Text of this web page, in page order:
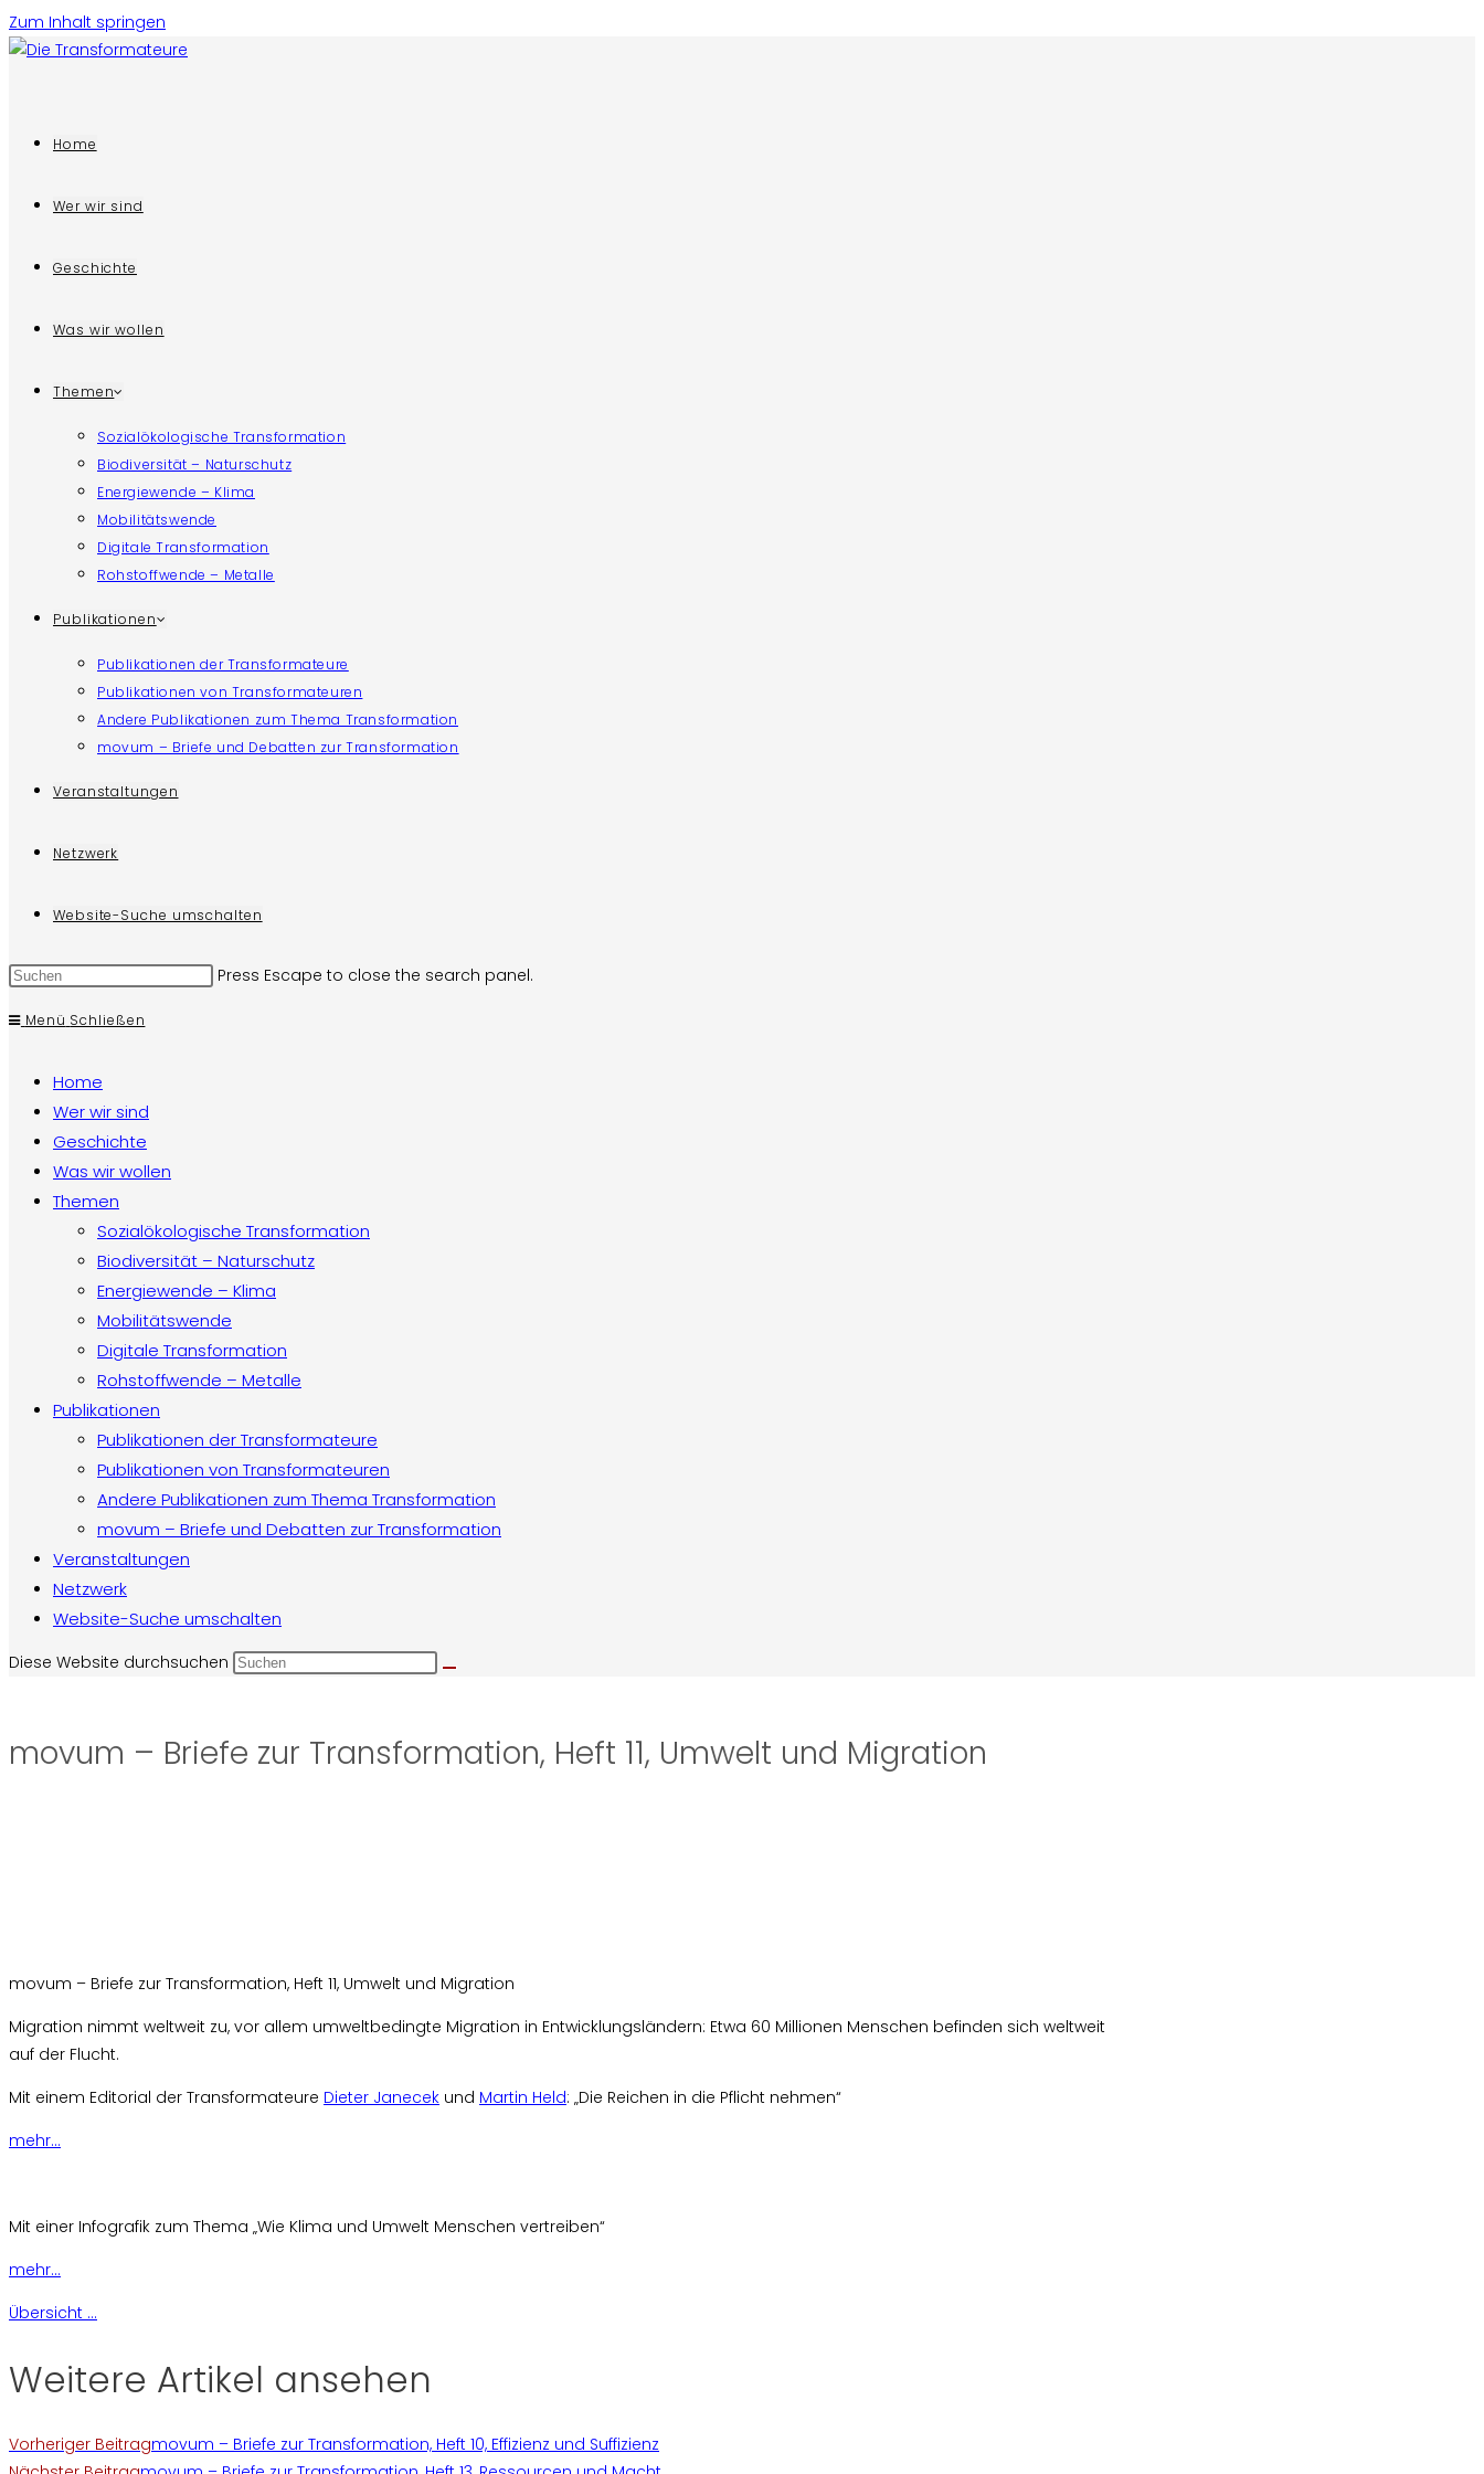
Zum Inhalt springen
Home
Wer wir sind
Geschichte
Was wir wollen
Themen
Sozialökologische Transformation
Biodiversität – Naturschutz
Energiewende – Klima
Mobilitätswende
Digitale Transformation
Rohstoffwende – Metalle
Publikationen
Publikationen der Transformateure
Publikationen von Transformateuren
Andere Publikationen zum Thema Transformation
movum – Briefe und Debatten zur Transformation
Veranstaltungen
Netzwerk
Website-Suche umschalten
Press Escape to close the search panel.
Menü Schließen
Home
Wer wir sind
Geschichte
Was wir wollen
Themen
Sozialökologische Transformation
Biodiversität – Naturschutz
Energiewende – Klima
Mobilitätswende
Digitale Transformation
Rohstoffwende – Metalle
Publikationen
Publikationen der Transformateure
Publikationen von Transformateuren
Andere Publikationen zum Thema Transformation
movum – Briefe und Debatten zur Transformation
Veranstaltungen
Netzwerk
Website-Suche umschalten
Diese Website durchsuchen
movum – Briefe zur Transformation, Heft 11, Umwelt und Migration
movum – Briefe zur Transformation, Heft 11, Umwelt und Migration
Migration nimmt weltweit zu, vor allem umweltbedingte Migration in Entwicklungsländern: Etwa 60 Millionen Menschen befinden sich weltweit
auf der Flucht.
Mit einem Editorial der Transformateure Dieter Janecek und Martin Held: „Die Reichen in die Pflicht nehmen“
mehr…
Mit einer Infografik zum Thema „Wie Klima und Umwelt Menschen vertreiben“
mehr…
Übersicht ...
Weitere Artikel ansehen
Vorheriger Beitragmovum – Briefe zur Transformation, Heft 10, Effizienz und Suffizienz